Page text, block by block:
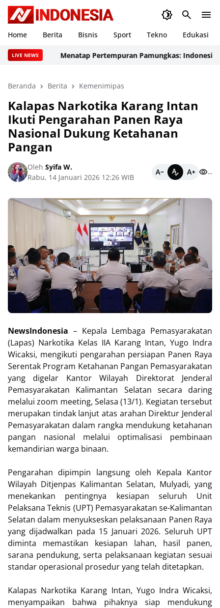
Home Berita Bisnis Sport Tekno Edukasi
LIVE NEWS Menatap Pertempuran Pamungkas: Indonesia
Beranda Berita Kemenimipas
Kalapas Narkotika Karang Intan
Ikuti Pengarahan Panen Raya
Nasional Dukung Ketahanan
Pangan
Oleh Syifa W.
Rabu, 14 Januari 2026 12:26 WIB
...
NewsIndonesia – Kepala Lembaga Pemasyarakatan
(Lapas) Narkotika Kelas IIA Karang Intan, Yugo Indra
Wicaksi, mengikuti pengarahan persiapan Panen Raya
Serentak Program Ketahanan Pangan Pemasyarakatan
yang digelar Kantor Wilayah Direktorat Jenderal
Pemasyarakatan Kalimantan Selatan secara daring
melalui zoom meeting, Selasa (13/1). Kegiatan tersebut
merupakan tindak lanjut atas arahan Direktur Jenderal
Pemasyarakatan dalam rangka mendukung ketahanan
pangan nasional melalui optimalisasi pembinaan
kemandirian warga binaan.
Pengarahan dipimpin langsung oleh Kepala Kantor
Wilayah Ditjenpas Kalimantan Selatan, Mulyadi, yang
menekankan pentingnya kesiapan seluruh Unit
Pelaksana Teknis (UPT) Pemasyarakatan se-Kalimantan
Selatan dalam menyukseskan pelaksanaan Panen Raya
yang dijadwalkan pada 15 Januari 2026. Seluruh UPT
diminta memastikan kesiapan lahan, hasil panen,
sarana pendukung, serta pelaksanaan kegiatan sesuai
standar operasional prosedur yang telah ditetapkan.
Kalapas Narkotika Karang Intan, Yugo Indra Wicaksi,
menyampaikan bahwa pihaknya siap mendukung